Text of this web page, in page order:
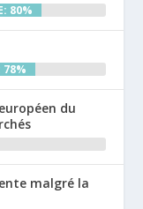
80%
78%
du
malgré la